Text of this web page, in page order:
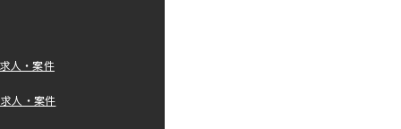
人・案件
人・案件